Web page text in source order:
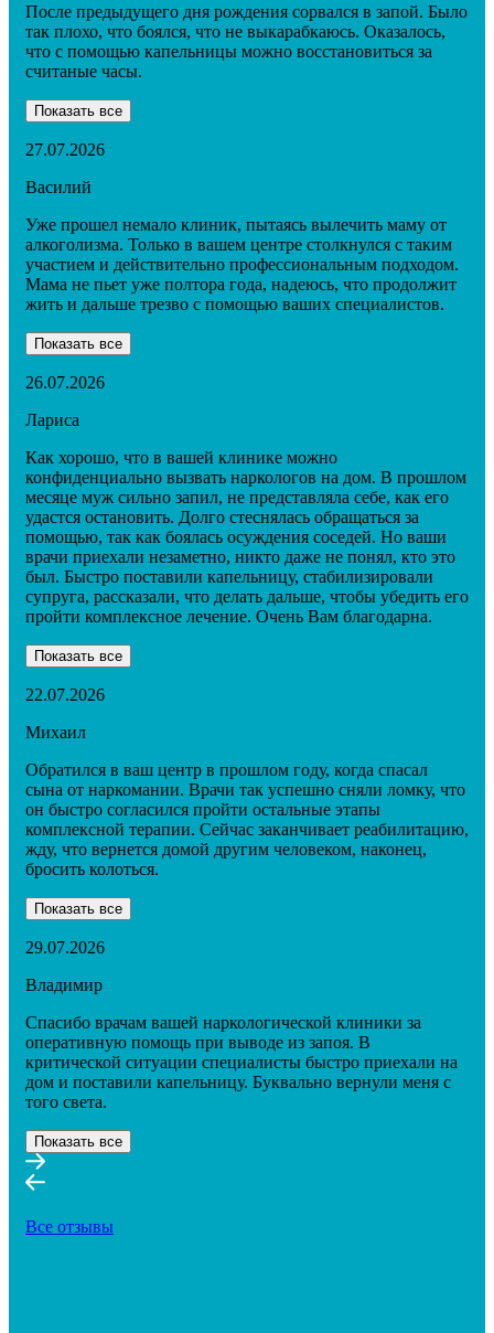
После предыдущего дня рождения сорвался в запой. Было
так плохо, что боялся, что не выкарабкаюсь. Оказалось,
что с помощью капельницы можно восстановиться за
считаные часы.
Показать все
27.07.2026
Василий
Уже прошел немало клиник, пытаясь вылечить маму от
алкоголизма. Только в вашем центре столкнулся с таким
участием и действительно профессиональным подходом.
Мама не пьет уже полтора года, надеюсь, что продолжит
жить и дальше трезво с помощью ваших специалистов.
Показать все
26.07.2026
Лариса
Как хорошо, что в вашей клинике можно
конфиденциально вызвать наркологов на дом. В прошлом
месяце муж сильно запил, не представляла себе, как его
удастся остановить. Долго стеснялась обращаться за
помощью, так как боялась осуждения соседей. Но ваши
врачи приехали незаметно, никто даже не понял, кто это
был. Быстро поставили капельницу, стабилизировали
супруга, рассказали, что делать дальше, чтобы убедить его
пройти комплексное лечение. Очень Вам благодарна.
Показать все
22.07.2026
Михаил
Обратился в ваш центр в прошлом году, когда спасал
сына от наркомании. Врачи так успешно сняли ломку, что
он быстро согласился пройти остальные этапы
комплексной терапии. Сейчас заканчивает реабилитацию,
жду, что вернется домой другим человеком, наконец,
бросить колоться.
Показать все
29.07.2026
Владимир
Спасибо врачам вашей наркологической клиники за
оперативную помощь при выводе из запоя. В
критической ситуации специалисты быстро приехали на
дом и поставили капельницу. Буквально вернули меня с
того света.
Показать все
Все отзывы